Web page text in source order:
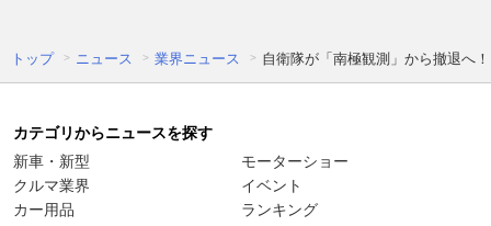
トップ ニュース 業界ニュース 自衛隊が「南極観測」から撤退へ
カテゴリからニュースを探す
新車・新型
クルマ業界
カー用品
モーターショー
イベント
ランキング